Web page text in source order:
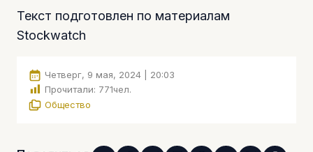
Текст подготовлен по материалам
Stockwatch
Четверг, 9 мая, 2024 | 20:03
Прочитали: 771чел.
Общество